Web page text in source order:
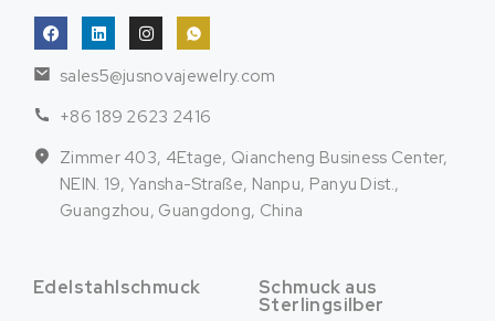
sales5@jusnovajewelry.com
+86 189 2623 2416
Zimmer 403, 4Etage, Qiancheng Business Center,
NEIN. 19, Yansha-Straße, Nanpu, Panyu Dist.,
Guangzhou, Guangdong, China
Edelstahlschmuck
Schmuck aus
Sterlingsilber